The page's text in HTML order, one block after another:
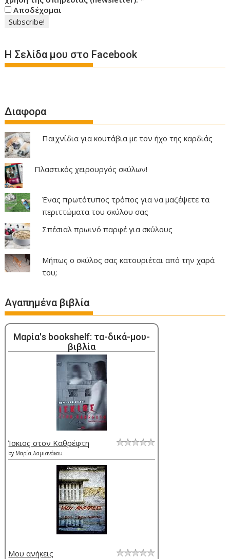
Αποδέχομαι
Η Σελίδα μου στο Facebook
Διαφορα
Παιχνίδια για κουτάβια με τον ήχο της καρδιάς
Πλαστικός χειρουργός σκύλων!
Ένας πρωτότυπος τρόπος για να μαζέψετε τα
περιττώματα του σκύλου σας
Σπέσιαλ πρωινό παρφέ για σκύλους
Μήπως ο σκύλος σας κατουριέται από την χαρά
του;
Αγαπημένα βιβλία
Μαρία's bookshelf: τα-δικά-μου-
βιβλία
Ίσκιος στον Καθρέφτη
by Μαρία Δαμιανάκου
Μου ανήκεις